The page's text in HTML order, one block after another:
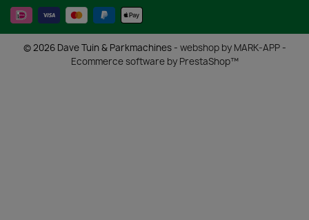
© 2026 Dave Tuin & Parkmachines - webshop by MARK-APP-
Ecommerce software by PrestaShop™